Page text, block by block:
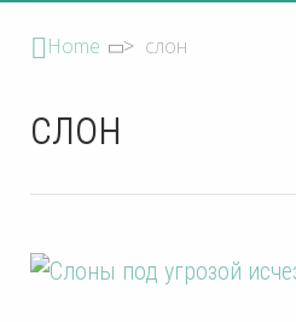
Home > слон
слон